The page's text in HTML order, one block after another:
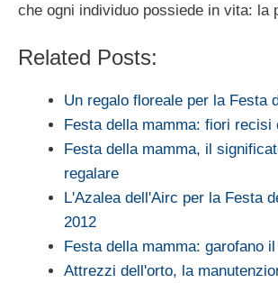
che ogni individuo possiede in vita: la
Related Posts:
Un regalo floreale per la Festa
Festa della mamma: fiori recisi
Festa della mamma, il
regalare
L'Azalea dell'Airc per la Festa
2012
Festa della mamma: garofano
Attrezzi dell'orto, la